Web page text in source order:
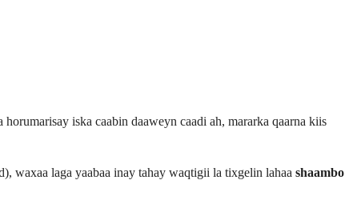
iska caabin daaweyn caadi ah, mararka qaarna kiis
waxaa laga yaabaa inay tahay waqtigii la tixgelin lahaa shaambo